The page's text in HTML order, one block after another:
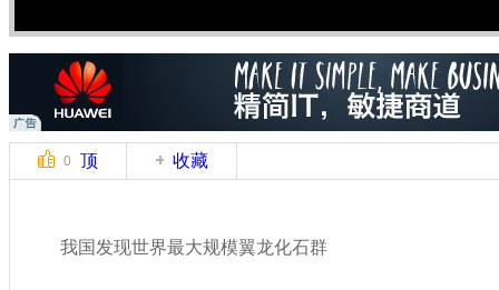
0 顶 收藏
我国发现世界最大规模翼龙化石群